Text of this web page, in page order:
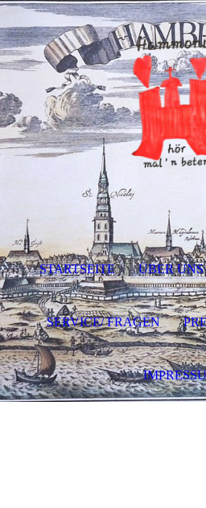
STARTSEITE ÜBER UNS
SERVICE/ FRAGEN